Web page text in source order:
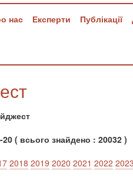
нас Експерти Публікації
20 ( всього знайдено : 20032 )
2018 2019 2020 2021 2022